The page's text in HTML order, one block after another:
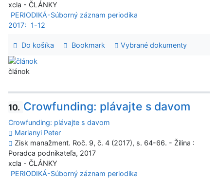
xcla - ČLÁNKY
PERIODIKÁ-Súborný záznam periodika
2017:
1-12
Do košíka Bookmark Vybrané dokumenty
článok
10. Crowfunding: plávajte s davom
Crowfunding: plávajte s davom
Marianyi Peter
Zisk manažment. Roč. 9, č. 4 (2017), s. 64-66. - Žilina :
Poradca podnikateľa, 2017
xcla - ČLÁNKY
PERIODIKÁ-Súborný záznam periodika